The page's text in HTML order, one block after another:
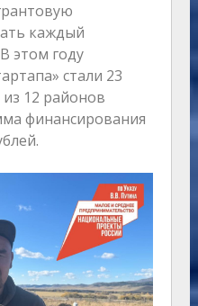
каждый
этом году
стали 23
12 районов
финансирования